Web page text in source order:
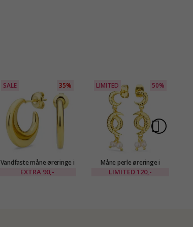
SALE 35%
Vandfaste måne øreringe i
forgyldt stål - OCEANA
EXTRA 90,-
LIMITED 50%
Måne perle øreringe i
forgyldt messing - Eliné
LIMITED 120,-